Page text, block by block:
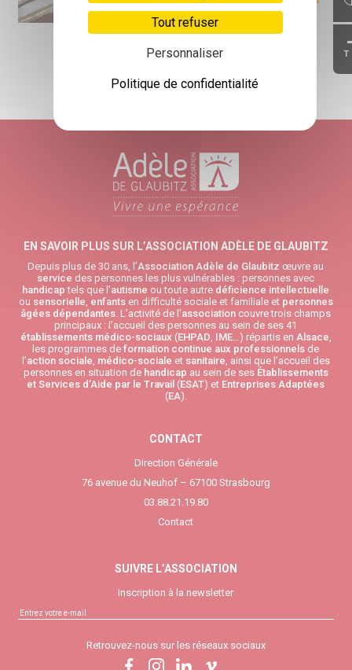
Tout refuser
Personnaliser
Politique de confidentialité
T
EN SAVOIR PLUS SUR L’ASSOCIATION ADÈLE DE GLAUBITZ
Depuis plus de 30 ans, l’Association Adèle de Glaubitz œuvre au
service des personnes les plus vulnérables : personnes avec
handicap tels que l’autisme ou toute autre déficience intellectuelle
ou sensorielle, enfants en difficulté sociale et familiale et personnes
âgées dépendantes. L’activité de l’association couvre trois champs
principaux : l’accueil des personnes au sein de ses 41
établissements médico-sociaux (EHPAD, IME…) répartis en Alsace,
les programmes deformation continue aux professionnels de
l’action sociale, médico-sociale et sanitaire, ainsi que l’accueil des
personnes en situation de handicap au sein de ses Établissements
et Services d’Aide par le Travail (ESAT) et Entreprises Adaptées
(EA).
CONTACT
Direction Générale
76 avenue du Neuhof – 67100 Strasbourg
03.88.21.19.80
Contact
SUIVRE L’ASSOCIATION
Inscription à la newsletter
Retrouvez-nous sur les réseaux sociaux